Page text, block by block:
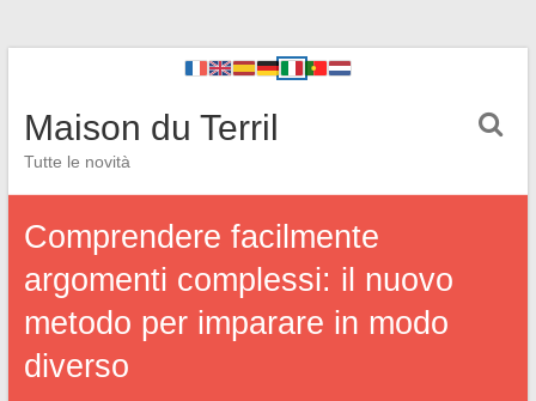
Maison du Terril
Tutte le novità
Comprendere facilmente
argomenti complessi: il nuovo
metodo per imparare in modo
diverso